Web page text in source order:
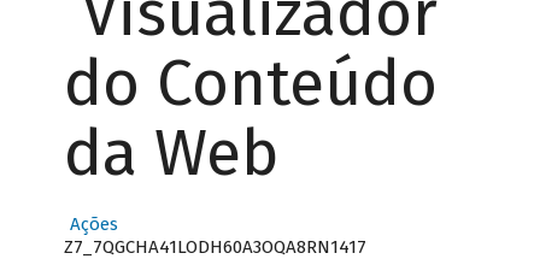
do Conteúdo
da Web
Ações
Z7_7QGCHA41LODH60A3OQA8RN1417